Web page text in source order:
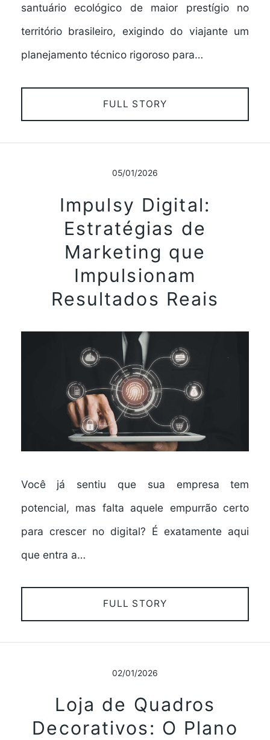
santuário ecológico de maior prestígio no
território brasileiro, exigindo do viajante um
planejamento técnico rigoroso para…
FULL STORY
05/01/2026
Impulsy Digital:
Estratégias de
Marketing que
Impulsionam
Resultados Reais
Você já sentiu que sua empresa tem
potencial, mas falta aquele empurrão certo
para crescer no digital? É exatamente aqui
que entra a…
FULL STORY
02/01/2026
Loja de Quadros
Decorativos: O Plano